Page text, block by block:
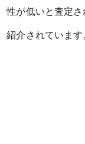
性が低いと査定
紹介されています